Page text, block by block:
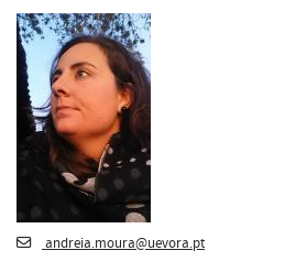
andreia.moura@uevora.pt